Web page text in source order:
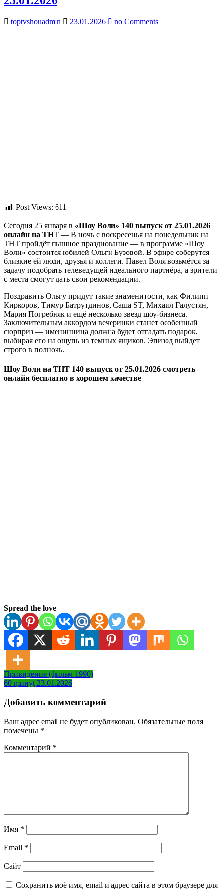
toptvshouadmin 23.01.2026 no Comments
Post Views: 611
Сегодня 25 января в «Шоу Воли» 140 выпуск от 25.01.2026
онлайн на ТНТ — В ночь с воскресенья на понедельник на
ТНТ пройдёт пышное празднование — в программе «Шоу
Воли» состоится юбилей Ольги Бузовой. В эфире соберутся
близкие ей люди, друзья и коллеги. Павел Воля возьмётся за
задачу подобрать телеведущей идеального партнёра, а зрители
с места смогут дать свои рекомендации.
Поздравить Ольгу придут такие знаменитости, как Филипп
Киркоров, Тимур Батрутдинов, Саша ST, Михаил Галустян,
Мария Погребняк и ещё несколько звезд шоу-бизнеса.
Заключительным аккордом вечеринки станет особенный
сюрприз — именинница должна будет отгадать подарок,
выбирая его на ощупь из темных ящиков. Эпизод выйдет
строго в полночь.
Шоу Воли на ТНТ 140 выпуск от 25.01.2026 смотреть
онлайн бесплатно в хорошем качестве
Spread the love
Навигация
по
записям
Привидение (фильм 1990)
60 ṃинẏƫ 23.01.2026
Добавить комментарий
Ваш адрес email не будет опубликован. Обязательные поля
помечены *
Комментарий *
Имя *
Email *
Сайт
Сохранить моё имя, email и адрес сайта в этом браузере для